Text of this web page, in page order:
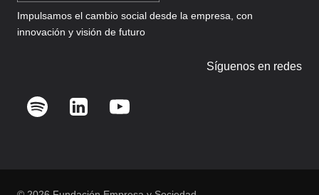
Impulsamos el cambio social desde la empresa, con
innovación y visión de futuro
Síguenos en redes